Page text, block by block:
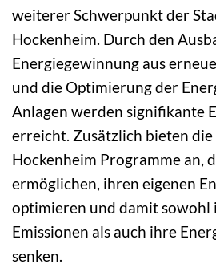
weiterer Schwerpunkt der
Hockenheim. Durch den
Energiegewinnung aus
und die Optimierung der
Anlagen werden signifikante
erreicht. Zusätzlich bieten
Hockenheim Programme an,
ermöglichen, ihren eigenen
optimieren und damit sowohl
Emissionen als auch ihre
senken.